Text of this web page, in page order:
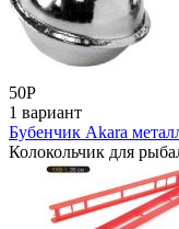
50Р
1 вариант
Бубенчик Akara
Колокольчик для